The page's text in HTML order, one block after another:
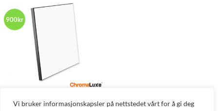
Vi bruker informasjonskapsler på nettstedet vårt for å gi deg
900kr
60 x 80cm – White Gloss